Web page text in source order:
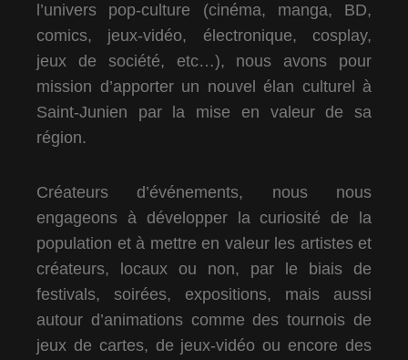
l’univers pop-culture (cinéma, manga, BD,
comics, jeux-vidéo, électronique, cosplay,
jeux de société, etc…), nous avons pour
mission d’apporter un nouvel élan culturel à
Saint-Junien par la mise en valeur de sa
région.
Créateurs d’événements, nous nous
engageons à développer la curiosité de la
population et à mettre en valeur les artistes et
créateurs, locaux ou non, par le biais de
festivals, soirées, expositions, mais aussi
autour d’animations comme des tournois de
jeux de cartes, de jeux-vidéo ou encore des